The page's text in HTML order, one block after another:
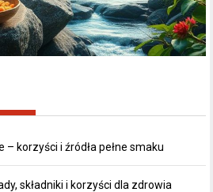
– korzyści i źródła pełne smaku
składniki i korzyści dla zdrowia